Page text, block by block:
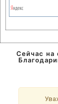
Сейчас на